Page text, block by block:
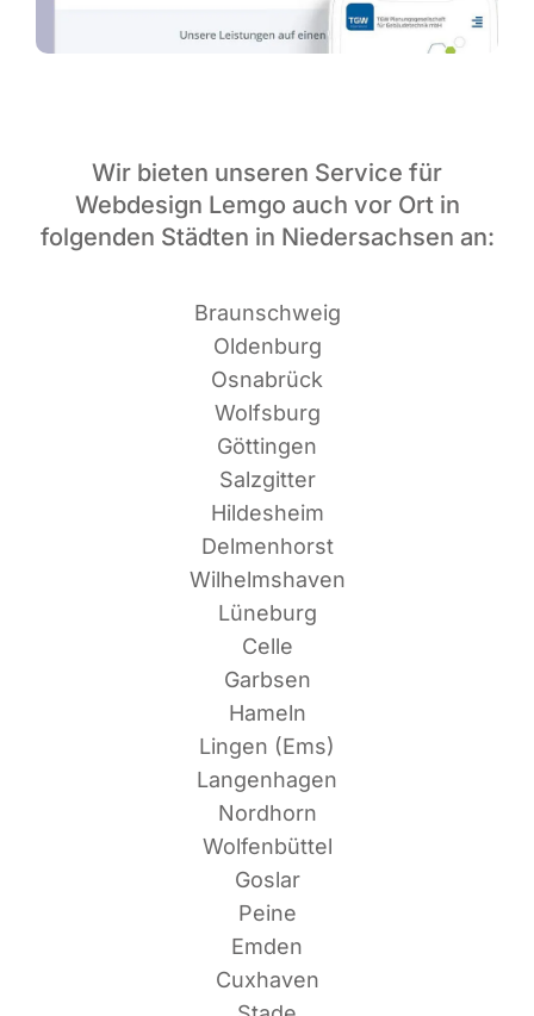
Wir bieten unseren Service für
Webdesign Lemgo auch vor Ort in
folgenden Städten in Niedersachsen an:
Braun­schweig
Oldenburg
Osnabrück
Wolfsburg
Göttingen
Salzgitter
Hildesheim
Delmenhorst
Wilhelmshaven
Lüneburg
Celle
Garbsen
Hameln
Lin­gen (Ems)
Langenhagen
Nordhorn
Wolfenbüttel
Goslar
Peine
Emden
Cuxhaven